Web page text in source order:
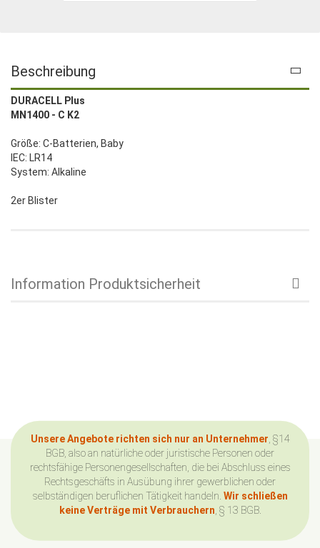
Beschreibung
DURACELL Plus
MN1400 - C K2
Größe: C-Batterien, Baby
IEC: LR14
System: Alkaline
2er Blister
Information Produktsicherheit
Unsere Angebote richten sich nur an Unternehmer , §14
BGB, also an natürliche oder juristische Personen oder
rechtsfähige Personengesellschaften, die bei Abschluss eines
Rechtsgeschäfts in Ausübung ihrer gewerblichen oder
selbständigen beruflichen Tätigkeit handeln. Wir schließen
keine Verträge mit Verbrauchern , § 13 BGB.